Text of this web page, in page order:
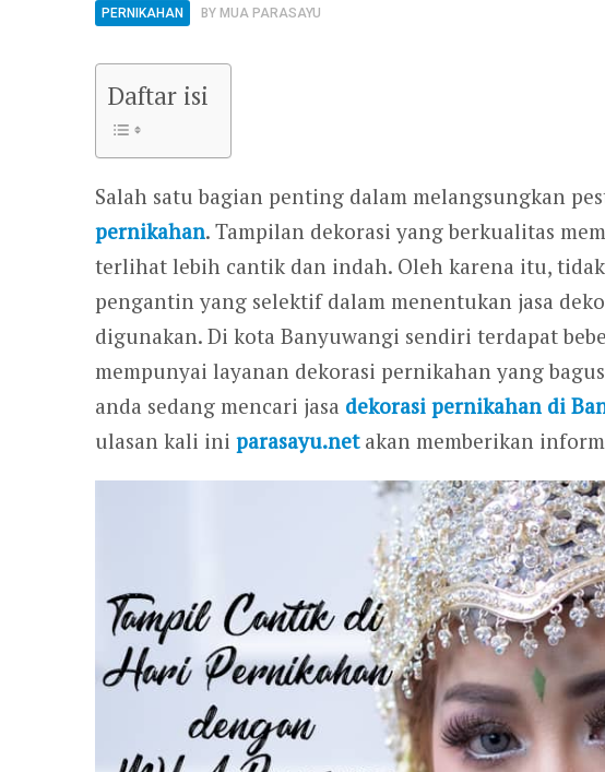
PERNIKAHAN BY MUA PARASAYU
Daftar isi
Salah satu bagian penting dalam melangsungkan
pernikahan. Tampilan dekorasi yang berkualitas
terlihat lebih cantik dan indah. Oleh karena itu,
pengantin yang selektif dalam menentukan jasa
digunakan. Di kota Banyuwangi sendiri terdapat
mempunyai layanan dekorasi pernikahan yang
anda sedang mencari jasa dekorasi pernikahan di
ulasan kali ini parasayu.netakan memberikan